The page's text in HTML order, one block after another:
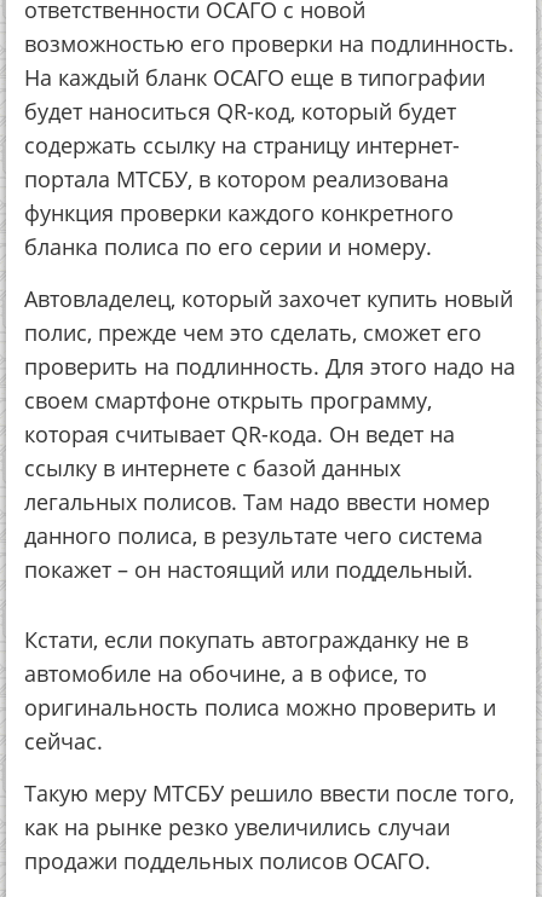
ответственности ОСАГО с новой
возможностью его проверки на подлинность.
На каждый бланк ОСАГО еще в типографии
будет наноситься QR-код, который будет
содержать ссылку на страницу интернет-
портала МТСБУ, в котором реализована
функция проверки каждого конкретного
бланка полиса по его серии и номеру.
Автовладелец, который захочет купить новый
полис, прежде чем это сделать, сможет его
проверить на подлинность. Для этого надо на
своем смартфоне открыть программу,
которая считывает QR-кода. Он ведет на
ссылку в интернете с базой данных
легальных полисов. Там надо ввести номер
данного полиса, в результате чего система
покажет – он настоящий или поддельный.
Кстати, если покупать автогражданку не в
автомобиле на обочине, а в офисе, то
оригинальность полиса можно проверить и
сейчас.
Такую меру МТСБУ решило ввести после того,
как на рынке резко увеличились случаи
продажи поддельных полисов ОСАГО.